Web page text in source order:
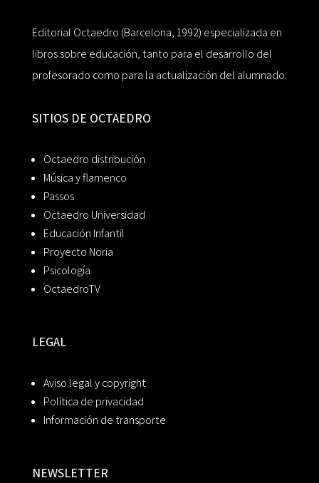
Editorial Octaedro (Barcelona, 1992) especializada en
libros sobre educación, tanto para el desarrollo del
profesorado como para la actualización del alumnado.
SITIOS DE OCTAEDRO
Octaedro distribución
Música y flamenco
Passos
Octaedro Universidad
Educación Infantil
Proyecto Noria
Psicología
OctaedroTV
LEGAL
Aviso legal y copyright
Política de privacidad
Información de transporte
NEWSLETTER